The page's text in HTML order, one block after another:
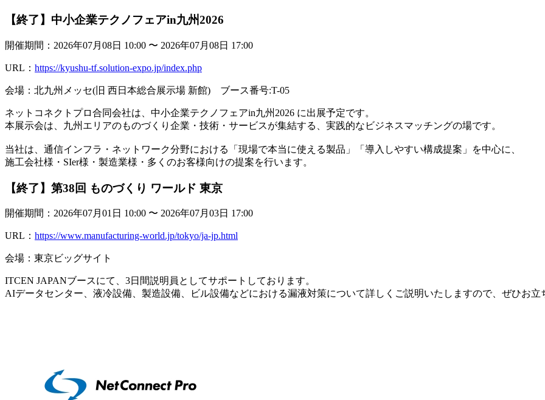
【終了】中小企業テクノフェアin九州2026
開催期間：2026年07月08日 10:00 〜 2026年07月08日 17:00
URL： https://kyushu-tf.solution-expo.jp/index.php
会場：北九州メッセ(旧 西日本総合展示場 新館) ブース番号:T-05
ネットコネクトプロ合同会社は、中小企業テクノフェアin九州2026 に出展予定です。
本展示会は、九州エリアのものづくり企業・技術・サービスが集結する、実践的なビジネスマッチングの場です。
当社は、通信インフラ・ネットワーク分野における「現場で本当に使える製品」「導入しやすい構成提案」を中心に、
施工会社様・SIer様・製造業様・多くのお客様向けの提案を行います。
【終了】第38回 ものづくり ワールド 東京
開催期間：2026年07月01日 10:00 〜 2026年07月03日 17:00
URL： https://www.manufacturing-world.jp/tokyo/ja-jp.html
会場：東京ビッグサイト
ITCEN JAPANブースにて、3日間説明員としてサポートしております。
AIデータセンター、液冷設備、製造設備、ビル設備などにおける漏液対策について詳しくご説明いたしますので、ぜひお立